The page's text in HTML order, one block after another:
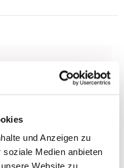
und Anzeigen zu
Medien anbieten